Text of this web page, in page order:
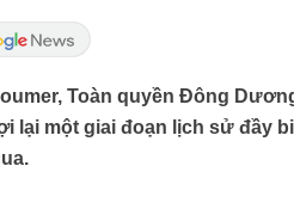
Toàn quyền Đông
lại một giai đoạn lịch sử đầy